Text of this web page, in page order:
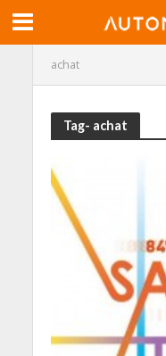
achat
Tag- achat